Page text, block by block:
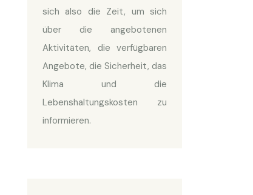
sich also die Zeit, um sich
über die angebotenen
Aktivitäten, die verfügbaren
Angebote, die Sicherheit, das
Klima und die
Lebenshaltungskosten zu
informieren.